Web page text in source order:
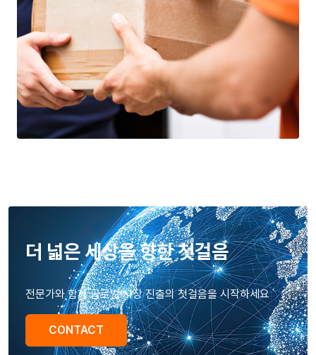
더 넓은 세상을 향한 첫걸음
전문가와 함께 글로벌 시장 진출의 첫걸음을 시작하세요
CONTACT